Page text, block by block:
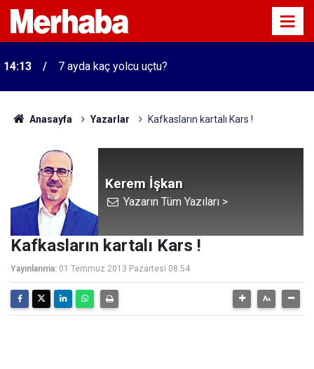
14:13 7 ayda kaç yolcu uçtu?
Anasayfa Yazarlar Kafkasların kartalı Kars !
Kerem İşkan
Yazarın Tüm Yazıları >
Kafkasların kartalı Kars !
Yayınlanma: 01 Temmuz 2013 Pazartesi 08:54